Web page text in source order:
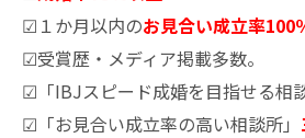
☑１か月以内のお見合い成立率100
☑受賞歴・メディア掲載多数。
☑「IBJスピード成婚を目指せる相
☑「お見合い成立率の高い相談所」